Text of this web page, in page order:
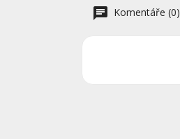
Komentáře (0)